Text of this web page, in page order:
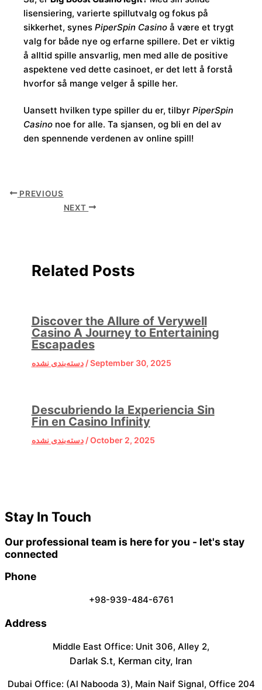
lisensiering, varierte spillutvalg og fokus på
sikkerhet, synesPiperSpin Casino å være et trygt
valg for både nye og erfarne spillere. Det er viktig
å alltid spille ansvarlig, men med alle de positive
aspektene ved dette casinoet, er det lett å forstå
hvorfor så mange velger å spille her.
Uansett hvilken type spiller du er, tilbyrPiperSpin
Casino noe for alle. Ta sjansen, og bli en del av
den spennende verdenen av online spill!
PREVIOUS
NEXT
Related Posts
Discover the Allure of Verywell
Casino A Journey to Entertaining
Escapades
دسته‌بندی نشده/September 30, 2025
Descubriendo la Experiencia Sin
Fin en Casino Infinity
دسته‌بندی نشده/October 2, 2025
Stay In Touch
Our professional team is here for you - let's stay
connected
Phone
+98-939-484-6761
Address
Middle East Office: Unit 306, Alley 2,
Darlak S.t, Kerman city, Iran
Dubai Office: (Al Nabooda 3), Main Naif Signal, Office 204